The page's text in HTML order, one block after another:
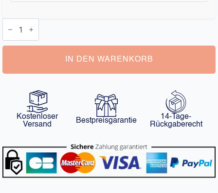
Schlüsselanhänger
Personalisiert
Menge
IN DEN WARENKORB
Kostenloser
Versand
Bestpreisgarantie
14-Tage-
Rückgaberecht